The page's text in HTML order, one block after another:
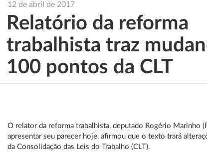
12 de abril de 2017
Relatório da reforma
trabalhista traz
100 pontos da CLT
O relator da reforma trabalhista, deputado Rogério Marinho
apresentar seu parecer hoje, afirmou que o texto trará
da Consolidação das Leis do Trabalho (CLT).